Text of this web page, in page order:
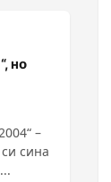
но
–
сина